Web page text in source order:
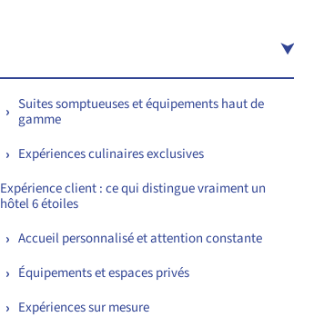
Suites somptueuses et équipements haut de
gamme
Expériences culinaires exclusives
Expérience client : ce qui distingue vraiment un
hôtel 6 étoiles
Accueil personnalisé et attention constante
Équipements et espaces privés
Expériences sur mesure